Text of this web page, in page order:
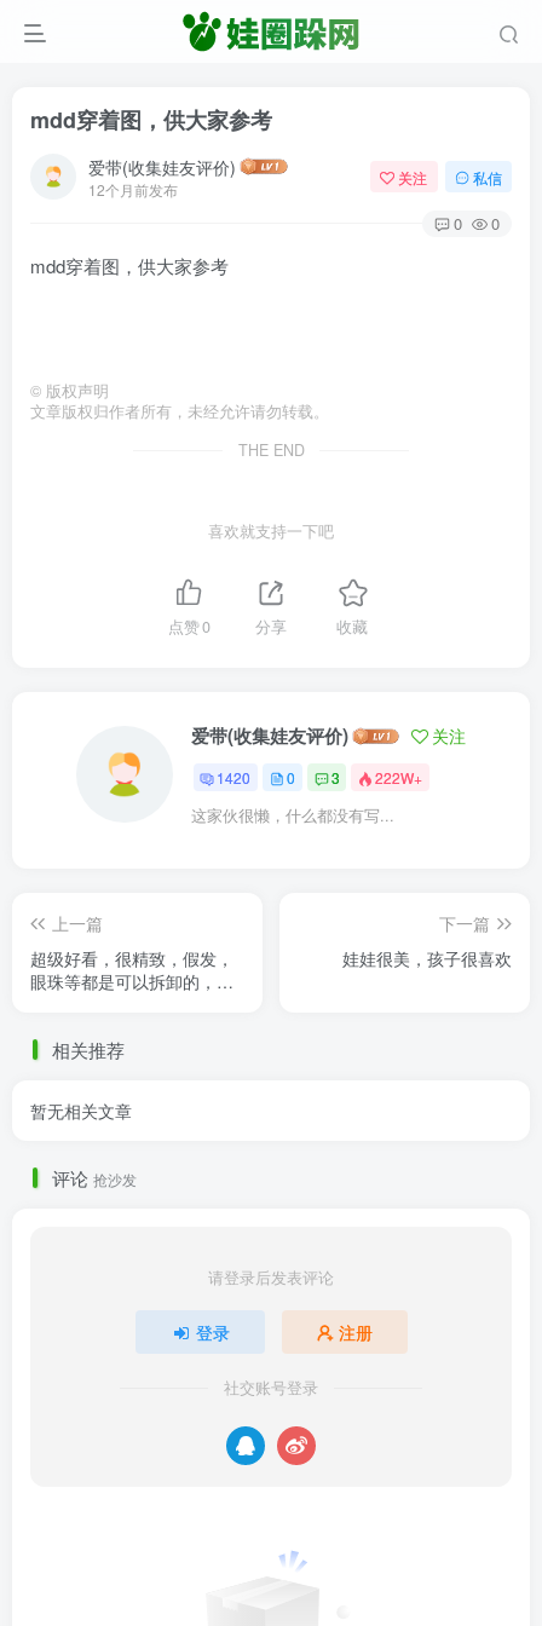
mdd穿着图，供大家参考
爱带(收集娃友评价)
12个月前发布
关注 私信
0 0
mdd穿着图，供大家参考
© 版权声明
文章版权归作者所有，未经允许请勿转载。
THE END
喜欢就支持一下吧
点赞0 分享 收藏
爱带(收集娃友评价) 关注
1420 0 3 222W+
这家伙很懒，什么都没有写...
上一篇
超级好看，很精致，假发，
眼珠等都是可以拆卸的，可
下一篇
娃娃很美，孩子很喜欢
相关推荐
暂无相关文章
评论 抢沙发
请登录后发表评论
登录 注册
社交账号登录